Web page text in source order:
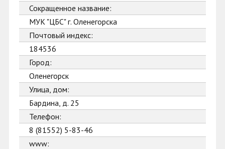
Сокращенное название:
МУК "ЦБС" г. Оленегорска
Почтовый индекс:
184536
Город:
Оленегорск
Улица, дом:
Бардина, д. 25
Телефон:
8 (81552) 5-83-46
www: